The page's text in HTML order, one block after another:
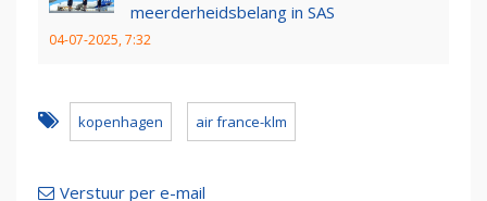
meerderheidsbelang in SAS
04-07-2025, 7:32
kopenhagen air france-klm
Verstuur per e-mail